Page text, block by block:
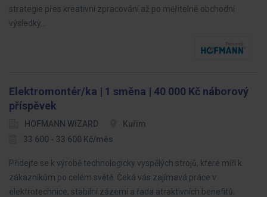
strategie přes kreativní zpracování až po měřitelné obchodní
výsledky…
Elektromontér/ka | 1 směna | 40 000 Kč náborový
příspěvek
HOFMANN WIZARD
Kuřim
33 600 - 33 600 Kč/měs
Přidejte se k výrobě technologicky vyspělých strojů, které míří k
zákazníkům po celém světě. Čeká vás zajímavá práce v
elektrotechnice, stabilní zázemí a řada atraktivních benefitů.